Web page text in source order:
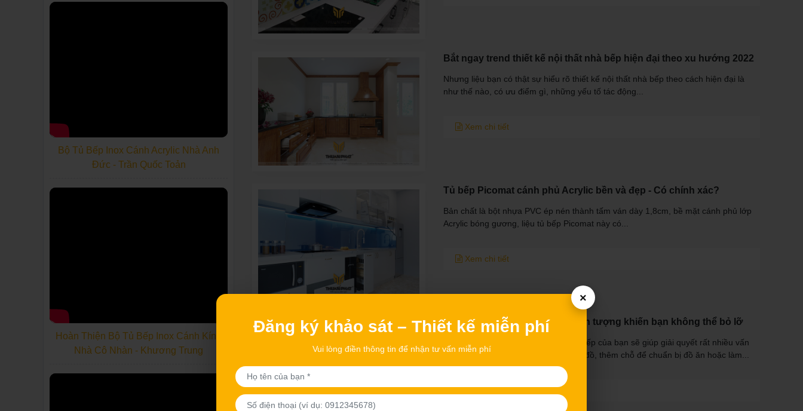
Bắt ngay trend thiết kế nội thất nhà bếp hiện đại theo xu hướng 2022
Nhưng liệu bạn có thật sự hiểu rõ thiết kế nội thất nhà bếp theo cách hiện đại là
như thế nào, có ưu điểm gì, những yếu tố tác động...
Xem chi tiết
Tủ bếp Picomat cánh phủ Acrylic bền và đẹp - Có chính xác?
Bản chất là bột nhựa PVC ép nén thành tấm ván dày 1,8cm, bề mặt cánh phủ lớp
Acrylic bóng gương, liệu tủ bếp Picomat này có...
Xem chi tiết
Những mẫu bàn đảo bếp đẹp ấn tượng khiến bạn không thể bỏ lỡ
Sự hiện diện của đảo bếp trong căn bếp của bạn sẽ giúp giải quyết rất nhiều vấn
đề như tăng thêm không gian lưu trữ đồ, thêm chỗ để chuẩn bị đồ ăn hoặc làm...
Xem chi tiết
Bộ Tủ Bếp Inox Cánh Acrylic Nhà Anh
Đức - Trần Quốc Toản
Hoàn Thiện Bộ Tủ Bếp Inox Cánh Kính
Nhà Cô Nhàn - Khương Trung
×
Đăng ký khảo sát – Thiết kế miễn phí
Vui lòng điền thông tin để nhận tư vấn miễn phí